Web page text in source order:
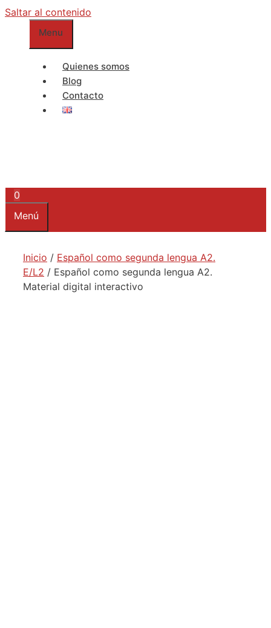
Saltar al contenido
Menu
Quienes somos
Blog
Contacto
0
Menú
Inicio / Español como segunda lengua A2.
E/L2 / Español como segunda lengua A2.
Material digital interactivo